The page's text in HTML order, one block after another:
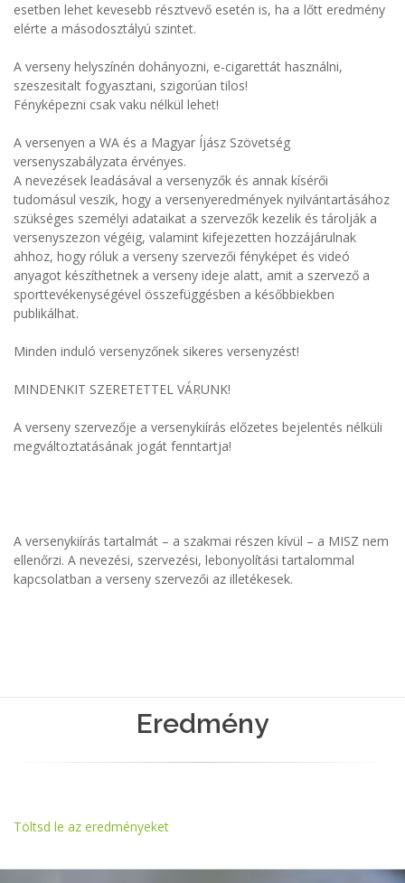
esetben lehet kevesebb résztvevő esetén is, ha a lőtt eredmény
elérte a másodosztályú szintet.
A verseny helyszínén dohányozni, e-cigarettát használni,
szeszesitalt fogyasztani, szigorúan tilos!
Fényképezni csak vaku nélkül lehet!
A versenyen a WA és a Magyar Íjász Szövetség
versenyszabályzata érvényes.
A nevezések leadásával a versenyzők és annak kísérői
tudomásul veszik, hogy a versenyeredmények nyilvántartásához
szükséges személyi adataikat a szervezők kezelik és tárolják a
versenyszezon végéig, valamint kifejezetten hozzájárulnak
ahhoz, hogy róluk a verseny szervezői fényképet és videó
anyagot készíthetnek a verseny ideje alatt, amit a szervező a
sporttevékenységével összefüggésben a későbbiekben
publikálhat.
Minden induló versenyzőnek sikeres versenyzést!
MINDENKIT SZERETETTEL VÁRUNK!
A verseny szervezője a versenykiírás előzetes bejelentés nélküli
megváltoztatásának jogát fenntartja!
A versenykiírás tartalmát – a szakmai részen kívül – a MISZ nem
ellenőrzi. A nevezési, szervezési, lebonyolítási tartalommal
kapcsolatban a verseny szervezői az illetékesek.
Eredmény
Töltsd le az eredményeket